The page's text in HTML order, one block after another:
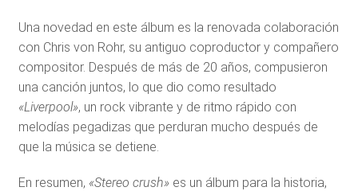
Una novedad en este álbum es la renovada colaboración
con Chris von Rohr, su antiguo coproductor y compañero
compositor. Después de más de 20 años, compusieron
una canción juntos, lo que dio como resultado
«Liverpool», un rock vibrante y de ritmo rápido con
melodías pegadizas que perduran mucho después de
que la música se detiene.
En resumen, «Stereo crush»es un álbum para la historia,